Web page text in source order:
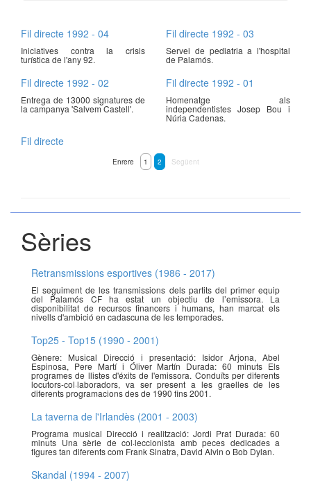
Fil directe 1992 - 04
Iniciatives contra la crisis
turística de l'any 92.
Fil directe 1992 - 03
Servei de pediatria a l'hospital
de Palamós.
Fil directe 1992 - 02
Entrega de 13000 signatures de
la campanya 'Salvem Castell'.
Fil directe 1992 - 01
Homenatge als
independentistes Josep Bou i
Núria Cadenas.
Fil directe
Enrere 1 2 Següent
Sèries
Retransmissions esportives (1986 - 2017)
El seguiment de les transmissions dels partits del primer equip
del Palamós CF ha estat un objectiu de l’emissora. La
disponibilitat de recursos financers i humans, han marcat els
nivells d'ambició en cadascuna de les temporades.
Top25 - Top15 (1990 - 2001)
Gènere: Musical Direcció i presentació: Isidor Arjona, Abel
Espinosa, Pere Martí i Óliver Martín Durada: 60 minuts Els
programes de llistes d'éxits de l'emissora. Conduïts per diferents
locutors-col·laboradors, va ser present a les graelles de les
diferents programacions des de 1990 fins 2001.
La taverna de l'Irlandès (2001 - 2003)
Programa musical Direcció i realització: Jordi Prat Durada: 60
minuts Una sèrie de col·leccionista amb peces dedicades a
figures tan diferents com Frank Sinatra, David Alvin o Bob Dylan.
Skandal (1994 - 2007)